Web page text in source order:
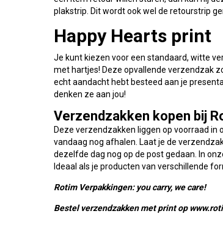
plakstrip. Dit wordt ook wel de retourstrip
Happy Hearts print
Je kunt kiezen voor een standaard, witte
met hartjes! Deze opvallende verzendzak
echt aandacht hebt besteed aan je
denken ze aan jou!
Verzendzakken kopen bij
Deze verzendzakken liggen op voorraad in
vandaag nog afhalen. Laat je de
dezelfde dag nog op de post gedaan. In
Ideaal als je producten van verschillende
Rotim Verpakkingen: you carry, we care!
Bestel verzendzakken met print op